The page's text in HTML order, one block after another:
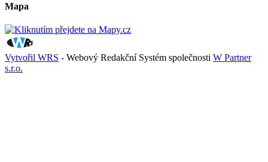
Mapa
Vytvořil WRS - Webový Redakční Systém společnosti W Partner
s.r.o.